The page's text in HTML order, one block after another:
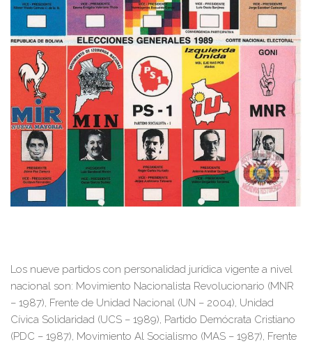
Los nueve partidos con personalidad jurídica vigente a nivel
nacional son: Movimiento Nacionalista Revolucionario (MNR
– 1987), Frente de Unidad Nacional (UN – 2004), Unidad
Cívica Solidaridad (UCS – 1989), Partido Demócrata Cristiano
(PDC – 1987), Movimiento Al Socialismo (MAS – 1987), Frente